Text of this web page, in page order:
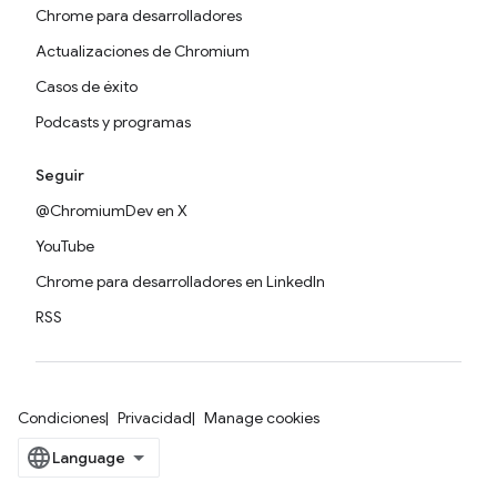
Chrome para desarrolladores
Actualizaciones de Chromium
Casos de éxito
Podcasts y programas
Seguir
@ChromiumDev en X
YouTube
Chrome para desarrolladores en LinkedIn
RSS
Condiciones Privacidad Manage cookies